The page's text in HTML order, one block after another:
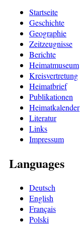
Startseite
Geschichte
Geographie
Zeitzeugnisse
Berichte
Heimatmuseum
Kreisvertretung
Heimatbrief
Publikationen
Heimatkalender
Literatur
Links
Impressum
Languages
Deutsch
English
Français
Polski